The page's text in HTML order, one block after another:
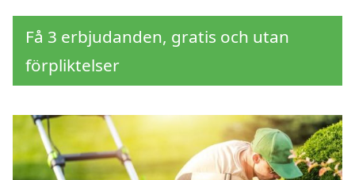
Få 3 erbjudanden, gratis och utan
förpliktelser